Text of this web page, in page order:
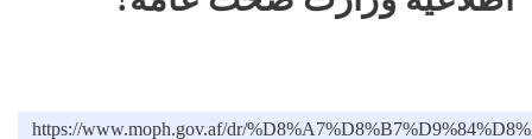
https://www.moph.gov.af/dr/